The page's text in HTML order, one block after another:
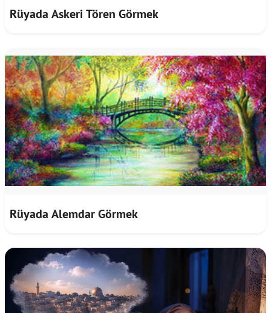
Rüyada Askeri Tören Görmek
Rüyada Alemdar Görmek